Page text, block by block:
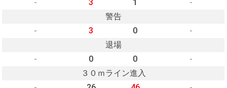
-
3 1
-
警告
-
3 0
-
退場
-
0 0
-
３０ｍライン進入